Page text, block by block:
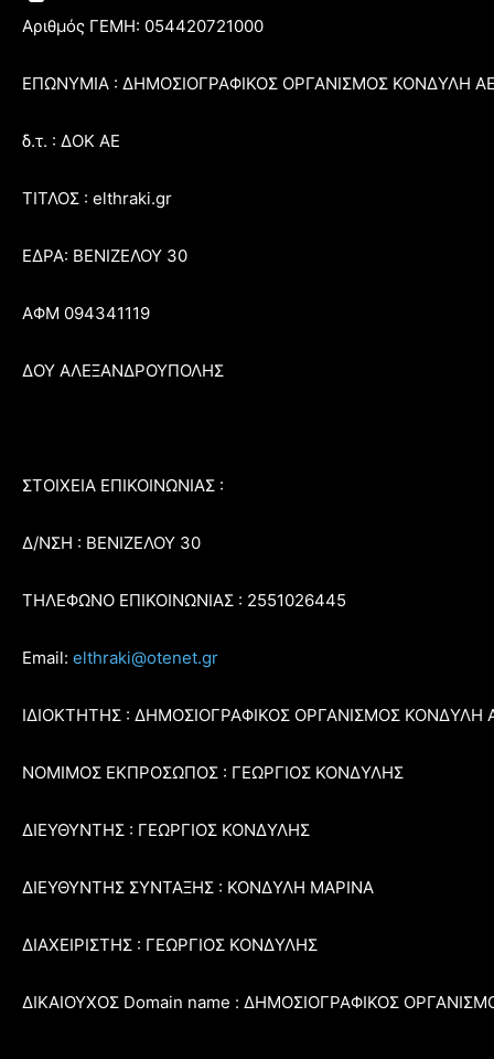
Αριθμός ΓΕΜΗ: 054420721000
ΕΠΩΝΥΜΙΑ : ΔΗΜΟΣΙΟΓΡΑΦΙΚΟΣ ΟΡΓΑΝΙΣΜΟΣ ΚΟΝΔΥΛΗ
δ.τ. : ΔΟΚ ΑΕ
ΤΙΤΛΟΣ : elthraki.gr
ΕΔΡΑ: ΒΕΝΙΖΕΛΟΥ 30
ΑΦΜ 094341119
ΔΟΥ ΑΛΕΞΑΝΔΡΟΥΠΟΛΗΣ
ΣΤΟΙΧΕΙΑ ΕΠΙΚΟΙΝΩΝΙΑΣ :
Δ/ΝΣΗ : ΒΕΝΙΖΕΛΟΥ 30
ΤΗΛΕΦΩΝΟ ΕΠΙΚΟΙΝΩΝΙΑΣ : 2551026445
Email: elthraki@otenet.gr
ΙΔΙΟΚΤΗΤΗΣ : ΔΗΜΟΣΙΟΓΡΑΦΙΚΟΣ ΟΡΓΑΝΙΣΜΟΣ ΚΟΝΔΥΛΗ
ΝΟΜΙΜΟΣ ΕΚΠΡΟΣΩΠΟΣ : ΓΕΩΡΓΙΟΣ ΚΟΝΔΥΛΗΣ
ΔΙΕΥΘΥΝΤΗΣ : ΓΕΩΡΓΙΟΣ ΚΟΝΔΥΛΗΣ
ΔΙΕΥΘΥΝΤΗΣ ΣΥΝΤΑΞΗΣ : ΚΟΝΔΥΛΗ ΜΑΡΙΝΑ
ΔΙΑΧΕΙΡΙΣΤΗΣ : ΓΕΩΡΓΙΟΣ ΚΟΝΔΥΛΗΣ
ΔΙΚΑΙΟΥΧΟΣ Domain name : ΔΗΜΟΣΙΟΓΡΑΦΙΚΟΣ